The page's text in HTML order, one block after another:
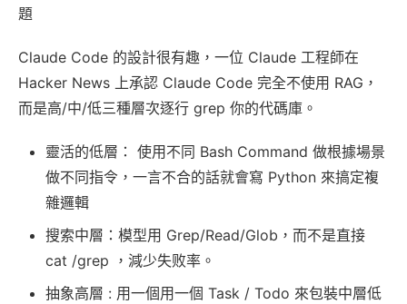
題
Claude Code 的設計很有趣，一位 Claude 工程師在
Hacker News 上承認 Claude Code 完全不使用 RAG，
而是高/中/低三種層次逐行 grep 你的代碼庫。
靈活的低層： 使用不同 Bash Command 做根據場景
做不同指令，一言不合的話就會寫 Python 來搞定複
雜邏輯
搜索中層：模型用 Grep/Read/Glob，而不是直接
cat /grep ，減少失败率。
抽象高層 : 用一個用一個 Task / Todo 來包裝中層低